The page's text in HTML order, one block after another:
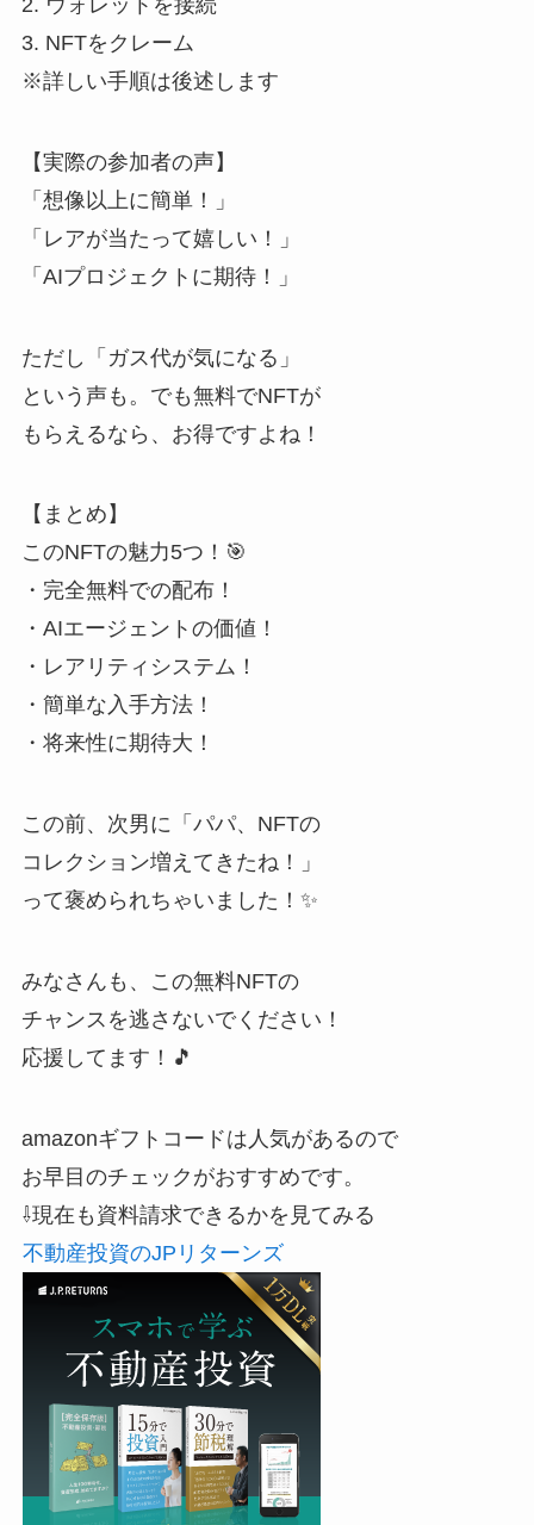
3. NFTをクレーム
※詳しい手順は後述します
【実際の参加者の声】
「想像以上に簡単！」
「レアが当たって嬉しい！」
「AIプロジェクトに期待！」
ただし「ガス代が気になる」
という声も。でも無料でNFTが
もらえるなら、お得ですよね！
【まとめ】
このNFTの魅力5つ！🎯
・完全無料での配布！
・AIエージェントの価値！
・レアリティシステム！
・簡単な入手方法！
・将来性に期待大！
この前、次男に「パパ、NFTの
コレクション増えてきたね！」
って褒められちゃいました！✨
みなさんも、この無料NFTの
チャンスを逃さないでください！
応援してます！🎵
amazonギフトコードは人気があるので
お早目のチェックがおすすめです。
⇩現在も資料請求できるかを見てみる
不動産投資のJPリターンズ